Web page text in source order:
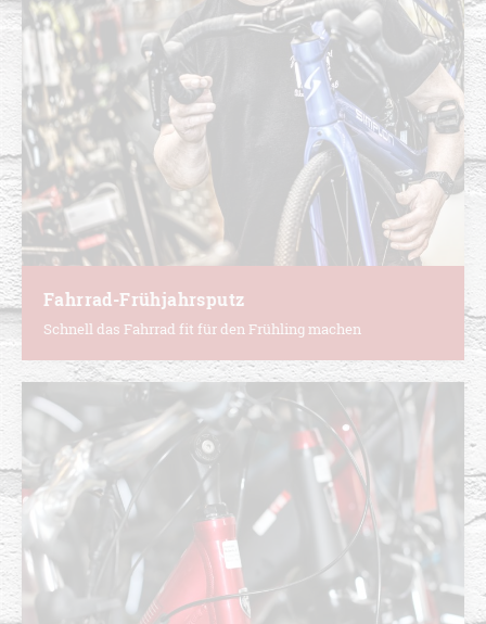
Fahrrad-Frühjahrsputz
Schnell das Fahrrad fit für den Frühling machen